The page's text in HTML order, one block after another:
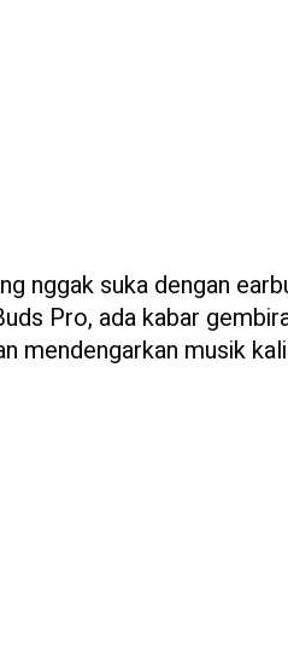
nggak suka dengan
Pro, ada kabar
mendengarkan musik